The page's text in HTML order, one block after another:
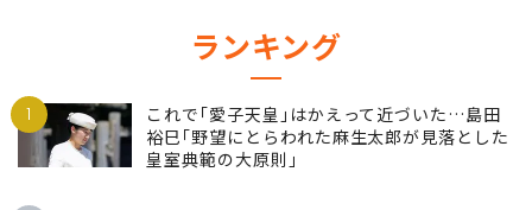
ランキング
1
これで｢愛子天皇｣はかえって近づいた…島田
裕巳｢野望にとらわれた麻生太郎が見落とした
皇室典範の大原則｣